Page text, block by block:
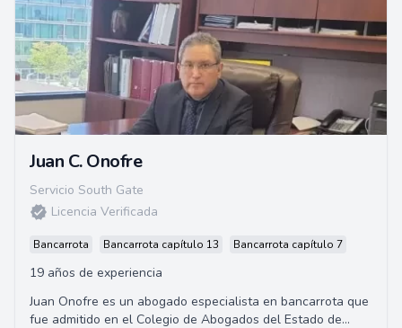
Juan C. Onofre
Servicio South Gate
Licencia Verificada
Bancarrota Bancarrota capítulo 13 Bancarrota capítulo 7
19 años de experiencia
Juan Onofre es un abogado especialista en bancarrota que
fue admitido en el Colegio de Abogados del Estado de